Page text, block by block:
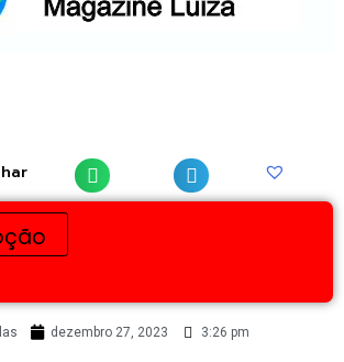
dezembro 27, 2023 3:26 pm